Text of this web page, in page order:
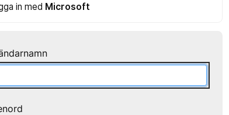
in med Microsoft